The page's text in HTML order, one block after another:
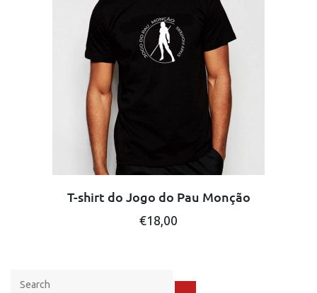
may
be
chosen
product
T-shirt do Jogo do Pau Monção
€18,00